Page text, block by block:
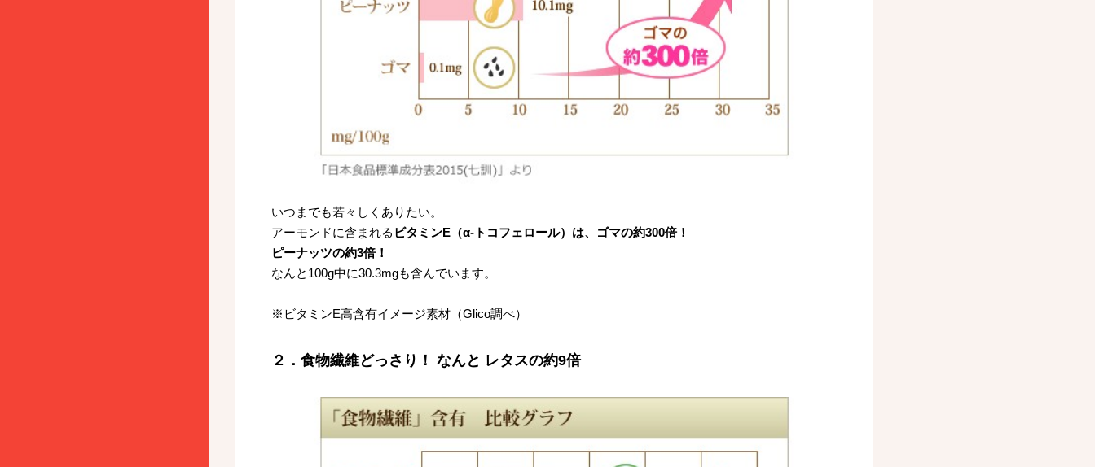
いつまでも若々しくありたい。
アーモンドに含まれる ビタミンE（α-トコフェロール）は、ゴマの約300倍！
ピーナッツの約3倍！
なんと100g中に30.3mgも含んでいます。
※ビタミンE高含有イメージ素材（Glico調べ）
２．食物繊維どっさり！ なんと レタスの約9倍